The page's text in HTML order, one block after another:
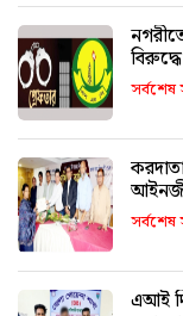
সর্বশেষ
সর্বশেষ
এআই